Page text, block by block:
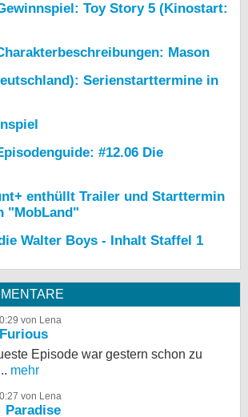
Toy Story 5 (Kinostart:
Mason
Serienstarttermine in
#12.06 Die
enthüllt Trailer und Starttermin
"MobLand"
Walter Boys - Inhalt Staffel 1
von Lena
Episode war gestern schon zu
mehr
von Lena
Paradise